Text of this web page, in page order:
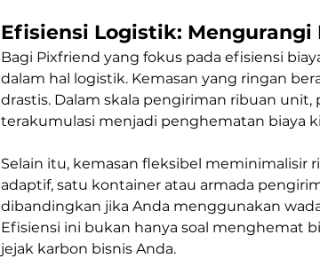
Efisiensi Logistik:
Bagi Pixfriend yang fokus pada efisiensi
dalam hal logistik. Kemasan yang ringan
drastis. Dalam skala pengiriman ribuan
terakumulasi menjadi penghematan biaya
Selain itu, kemasan fleksibel meminimalisir
adaptif, satu kontainer atau armada
dibandingkan jika Anda menggunakan
Efisiensi ini bukan hanya soal menghemat
jejak karbon bisnis Anda.